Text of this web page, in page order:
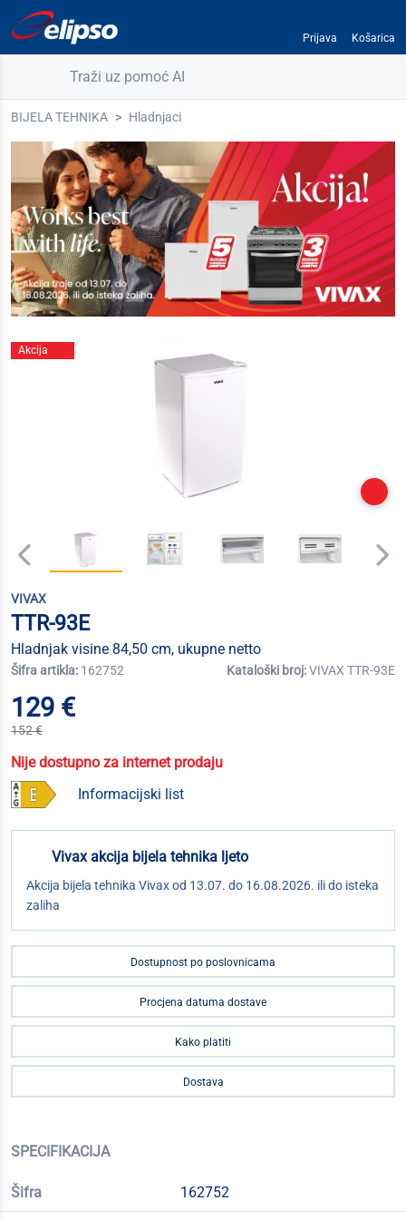
Prijava Košarica
Traži uz pomoć AI
BIJELA TEHNIKA Hladnjaci
Akcija
VIVAX
TTR-93E
Hladnjak visine 84,50 cm, ukupne netto
Šifra artikla: 162752 Kataloški broj:VIVAX TTR-93E
129 €
152 €
Nije dostupno za internet prodaju
Informacijski list
Vivax akcija bijela tehnika ljeto
Akcija bijela tehnika Vivax od 13.07. do 16.08.2026. ili do isteka
zaliha
Dostupnost po poslovnicama
Procjena datuma dostave
Kako platiti
Dostava
SPECIFIKACIJA
Šifra 162752